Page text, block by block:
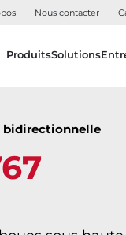
Nous contacter
ProduitsSolutions
bidirectionnelle